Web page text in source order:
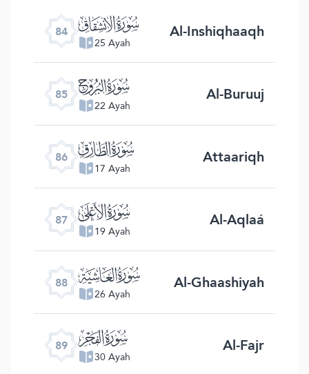
84 ﰁ
25 Ayah Al-Inshiqhaaqh
85 ﰂ
22 Ayah Al-Buruuj
86 ﰃ
17 Ayah Attaariqh
87 ﰄ
19 Ayah Al-Aqlaá
88 ﰅ
26 Ayah Al-Ghaashiyah
89 ﰆ
30 Ayah Al-Fajr